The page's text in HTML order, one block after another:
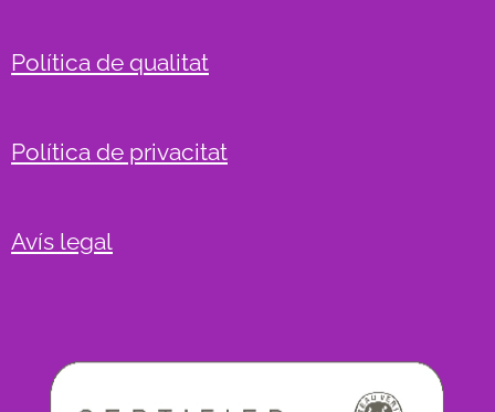
Política de qualitat
Política de privacitat
Avís legal